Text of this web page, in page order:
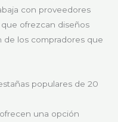
con proveedores
ofrezcan diseños
de los compradores que
populares de 20
una opción